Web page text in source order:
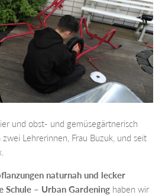
und obst- und gemüsegärtnerisch
Lehrerinnen, Frau Buzuk, und seit
naturnah und lecker
Schule – Urban Gardening haben wir